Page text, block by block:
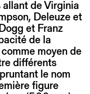
de Virginia
Deleuze et
et Franz
de la
moyen de
différents
le nom
figure